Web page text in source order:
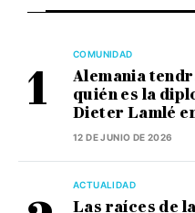
COMUNIDAD
Alemania
quién es la
Dieter Lamlé
12 DE JUNIO DE 2026
ACTUALIDAD
Las raíces de